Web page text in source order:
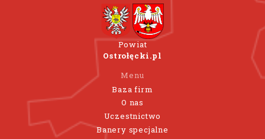
Powiat
Ostrołęcki.pl
Menu
Baza firm
O nas
Uczestnictwo
Banery specjalne